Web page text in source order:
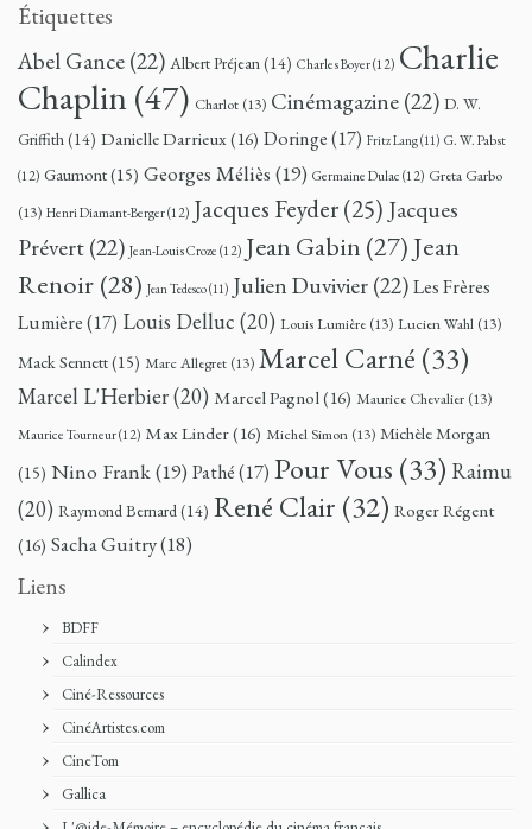
Étiquettes
Abel Gance(22) Albert Préjean(14) Charles Boyer(12) Charlie
Chaplin(47) Charlot (13) Cinémagazine(22) D. W.
Griffith(14) Danielle Darrieux(16) Doringe(17) Fritz Lang(11) G. W. Pabst
(12) Gaumont(15) Georges Méliès (19) Germaine Dulac (12) Greta Garbo
(13) Henri Diamant-Berger(12) Jacques Feyder(25) Jacques
Prévert(22) Jean-Louis Croze (12) Jean Gabin (27) Jean
Renoir (28) Jean Tedesco(11) Julien Duvivier(22)Les Frères
Lumière(17) Louis Delluc (20) Louis Lumière (13) Lucien Wahl (13)
Mack Sennett(15) Marc Allegret (13) Marcel Carné (33)
Marcel L'Herbier(20) Marcel Pagnol(16) Maurice Chevalier (13)
Maurice Tourneur(12) Max Linder(16) Michel Simon (13) Michèle Morgan
(15) Nino Frank(19) Pathé(17) Pour Vous (33) Raimu
(20) Raymond Bernard(14) René Clair (32) Roger Régent
(16) Sacha Guitry(18)
Liens
BDFF
Calindex
Ciné-Ressources
CinéArtistes.com
CineTom
Gallica